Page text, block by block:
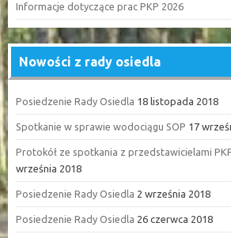
Informacje dotyczące prac PKP 2026
Nowości z rady osiedla
Posiedzenie Rady Osiedla 18 listopada 2018
Spotkanie w sprawie wodociągu SOP 17
Protokół ze spotkania z przedstawicielami PKP
września 2018
Posiedzenie Rady Osiedla 2 września 2018
Posiedzenie Rady Osiedla 26 czerwca 2018